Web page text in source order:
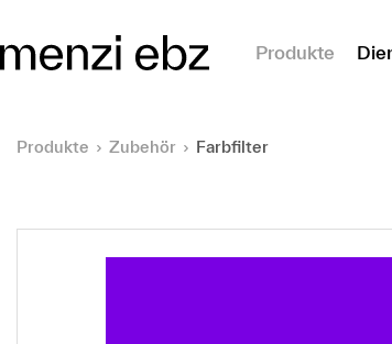
Produkte
Produkte Zubehör Farbfilter